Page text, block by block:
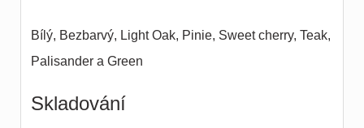
Bílý, Bezbarvý, Light Oak, Pinie, Sweet cherry, Teak,
Palisander a Green
Skladování